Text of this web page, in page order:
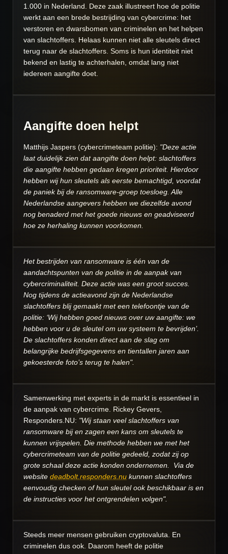
1.000 in Nederland. Deze zaak illustreert hoe de politie
werkt aan een brede bestrijding van cybercrime: het
verstoren en dwarsbomen van criminelen en het helpen
van slachtoffers. Helaas kunnen niet alle sleutels direct
terug naar de slachtoffers. Soms is hun identiteit niet
bekend en lastig te achterhalen, omdat lang niet
iedereen aangifte doet.
Aangifte doen helpt
Matthijs Jaspers (cybercrimeteam politie): "Deze actie
laat duidelijk zien dat aangifte doen helpt: slachtoffers
die aangifte hebben gedaan kregen prioriteit. Hierdoor
hebben wij hun sleutels als eerste bemachtigd, voordat
de paniek bij de ransomware-groep toesloeg. Alle
Nederlandse aangevers hebben we diezelfde avond
nog benaderd met het goede nieuws en geadviseerd
hoe ze herhaling kunnen voorkomen.
Het bestrijden van ransomware is één van de
aandachtspunten van de politie in de aanpak van
cybercriminaliteit. Deze actie was een groot succes.
Nog tijdens de actieavond zijn de Nederlandse
slachtoffers blij gemaakt met een telefoontje van de
politie: ‘Wij hebben goed nieuws over uw aangifte: we
hebben voor u de sleutel om uw systeem te bevrijden’.
De slachtoffers konden direct aan de slag om
belangrijke bedrijfsgegevens en tientallen jaren aan
gekoesterde foto’s terug te halen".
Samenwerking met experts in de markt is essentieel in
de aanpak van cybercrime. Rickey Gevers,
Responders.NU: "Wij staan veel slachtoffers van
ransomware bij en zagen een kans om sleutels te
kunnen vrijspelen. Die methode hebben we met het
cybercrimeteam van de politie gedeeld, zodat zij op
grote schaal deze actie konden ondernemen. Via de
website deadbolt.responders.nu kunnen slachtoffers
eenvoudig checken of hun sleutel ook beschikbaar is en
de instructies voor het ontgrendelen volgen".
Steeds meer mensen gebruiken cryptovaluta. En
criminelen dus ook. Daarom heeft de politie